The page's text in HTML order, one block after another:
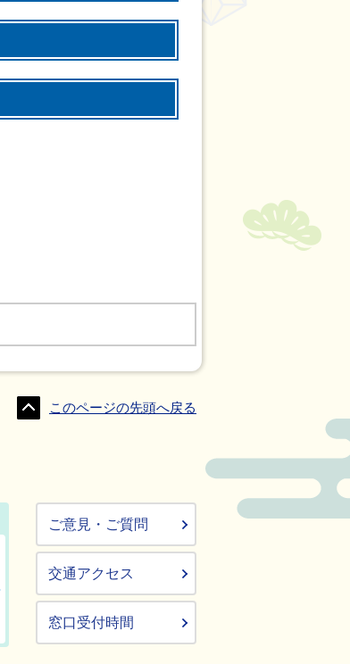
このページの先頭へ戻る
ご意見・ご質問
交通アクセス
窓口受付時間